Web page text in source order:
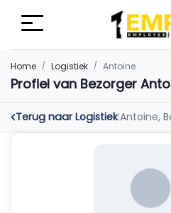
Home Logistiek Antoine
Profiel van Bezorger
Terug naar Logistiek|Antoine,